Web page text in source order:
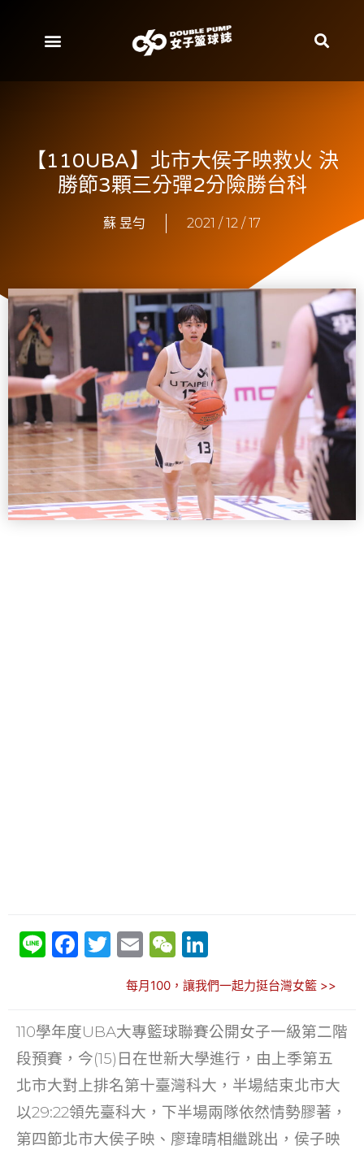
【110UBA】北市大侯子映救火 決
勝節3顆三分彈2分險勝台科
蘇 昱勻 2021 / 12 / 17
Li F
e
b
o
o
k
T
itt
er
E
ai
l
W
C
h
at
k
e
dI
n
每月100，讓我們一起力挺台灣女籃 >>
110學年度UBA大專籃球聯賽公開女子一級第二階
段預賽，今(15)日在世新大學進行，由上季第五
北市大對上排名第十臺灣科大，半場結束北市大
以29:22領先臺科大，下半場兩隊依然情勢膠著，
第四節北市大侯子映、廖瑋晴相繼跳出，侯子映